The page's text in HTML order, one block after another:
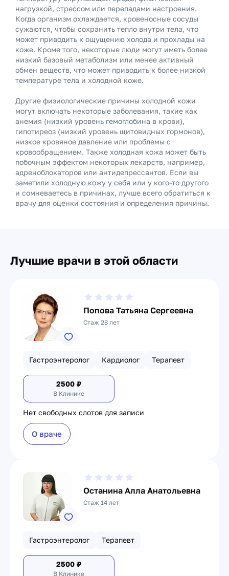
нагрузкой, стрессом или перепадами настроения.
Когда организм охлаждается, кровеносные сосуды
сужаются, чтобы сохранить тепло внутри тела, что
может приводить к ощущению холода и прохлады на
коже. Кроме того, некоторые люди могут иметь более
низкий базовый метаболизм или менее активный
обмен веществ, что может приводить к более низкой
температуре тела и холодной коже.
Другие физиологические причины холодной кожи
могут включать некоторые заболевания, такие как
анемия (низкий уровень гемоглобина в крови),
гипотиреоз (низкий уровень щитовидных гормонов),
низкое кровяное давление или проблемы с
кровообращением. Также холодная кожа может быть
побочным эффектом некоторых лекарств, например,
адреноблокаторов или антидепрессантов. Если вы
заметили холодную кожу у себя или у кого-то другого
и сомневаетесь в причинах, лучше всего обратиться к
врачу для оценки состояния и определения причины.
Лучшие врачи в этой области
Попова Татьяна Сергеевна
Стаж 28 лет
Гастроэнтеролог Кардиолог Терапевт
2500 ₽
В Клинике
Нет свободных слотов для записи
О враче
Останина Алла Анатольевна
Стаж 14 лет
Гастроэнтеролог Терапевт
2500 ₽
В Клинике